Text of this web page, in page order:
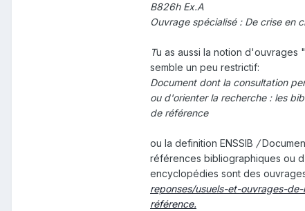
B826h Ex.A
Ouvrage spécialisé : De crise en
Tu as aussi la notion d'ouvrages "
semble un peu restrictif:
Document dont la consultation
ou d'orienter la recherche : les
de référence
ou la definition ENSSIB /
références bibliographiques ou
encyclopédies sont des
reponses/usuels-et-ouvrages-
référence.